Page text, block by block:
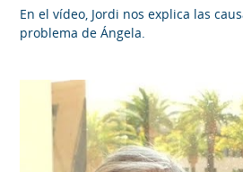
En el vídeo, Jordi nos explica las
problema de Ángela.